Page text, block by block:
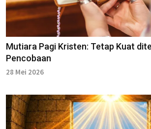
Mutiara Pagi Kristen: Tetap Kuat
Pencobaan
28 Mei 2026